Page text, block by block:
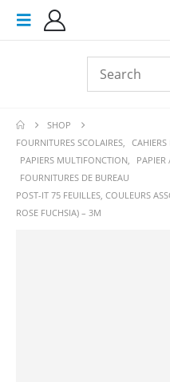
SHOP
FOURNITURES SCOLAIRES, CAHIERS
PAPIERS MULTIFONCTION,
FOURNITURES DE BUREAU
POST-IT 75 FEUILLES, COULEURS
ROSE FUCHSIA) – 3M